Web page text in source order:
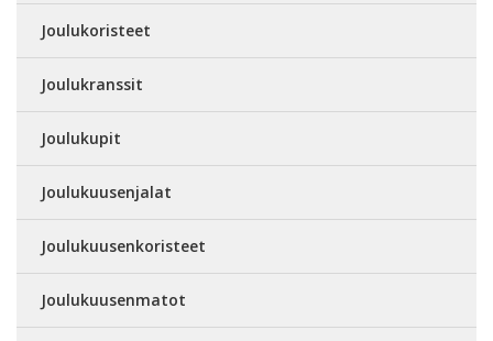
Joulukoristeet
Joulukranssit
Joulukupit
Joulukuusenjalat
Joulukuusenkoristeet
Joulukuusenmatot